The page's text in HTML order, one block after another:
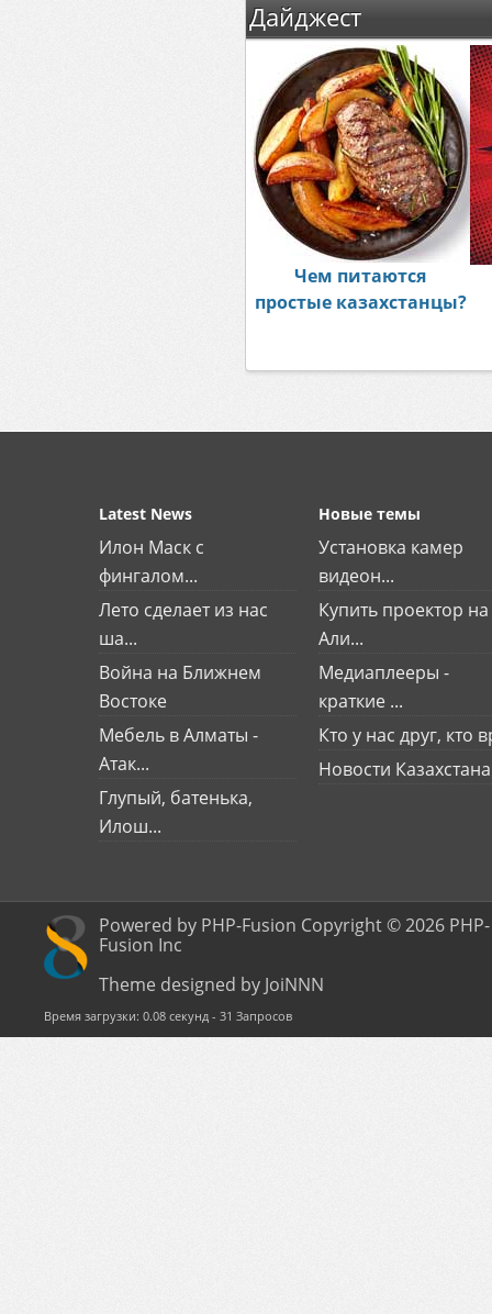
Дайджест
Чем питаются
простые казахстанцы?
Latest News
Илон Маск с
фингалом...
Лето сделает из нас
ша...
Война на Ближнем
Востоке
Мебель в Алматы -
Атак...
Глупый, батенька,
Илош...
Новые темы
Установка камер
видеон...
Купить проектор на
Али...
Медиаплееры -
краткие ...
Кто у нас друг, кто
Новости Казахстана
Powered by PHP-Fusion Copyright © 2026 PHP-
Fusion Inc
Theme designed by JoiNNN
Время загрузки: 0.08 секунд - 31 Запросов